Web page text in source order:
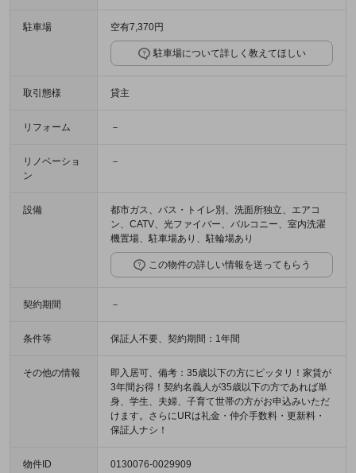
駐車場 空有7,370円
駐車場について詳しく教えてほしい
取引態様 貸主
リフォーム －
リノベーショ
ン
－
設備
都市ガス、バス・トイレ別、洗面所独立、エアコ
ン、CATV、光ファイバー、バルコニー、室内洗濯
機置場、駐車場あり、駐輪場あり
この物件の詳しい情報を送ってもらう
契約期間 －
条件等 保証人不要、契約期間：1年間
その他の情報
即入居可、備考：35歳以下の方にピッタリ！家賃が
3年間お得！契約名義人が35歳以下の方であれば単
身、学生、夫婦、子育て世帯の方がお申込みいただ
けます。さらにURは礼金・仲介手数料・更新料・
保証人ナシ！
物件ID 0130076-0029909